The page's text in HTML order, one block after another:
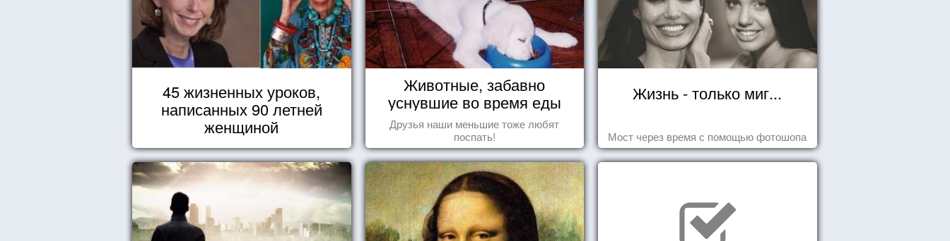
45 жизненных уроков,
написанных 90 летней
женщиной
Животные, забавно
уснувшие во время еды
Друзья наши меньшие тоже любят
поспать!
Жизнь - только миг...
Мост через время с помощью фотошопа